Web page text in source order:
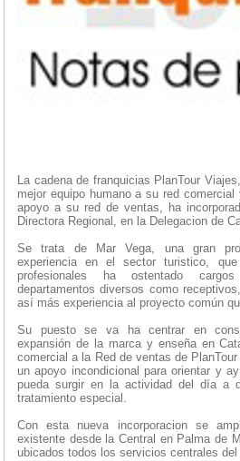
La cadena de franquicias PlanTour
mejor equipo humano a su red
apoyo a su red de ventas, ha
Directora Regional, en la Delegacion de
Se trata de Mar Vega, una gran
experiencia en el sector turistico,
profesionales ha ostentado
departamentos diversos como
así más experiencia al proyecto común
Su puesto se va ha centrar en
expansión de la marca y enseña en
comercial a la Red de ventas de
un apoyo incondicional para orientar y
pueda surgir en la actividad del día a
tratamiento especial.
Con esta nueva incorporacion se
existente desde la Central en Palma de
ubicados todos los servicios centrales del